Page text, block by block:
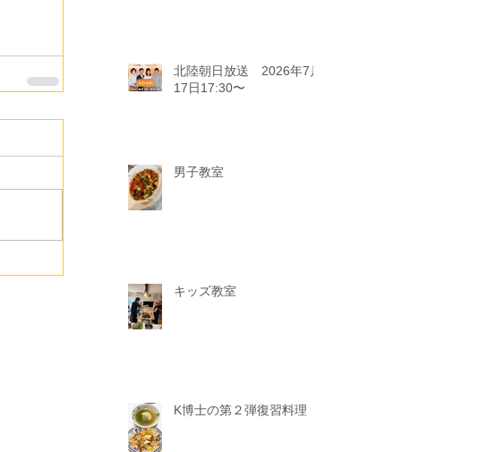
北陸朝日放送 2026年7月
17日17:30〜
男子教室
キッズ教室
K博士の第２弾復習料理